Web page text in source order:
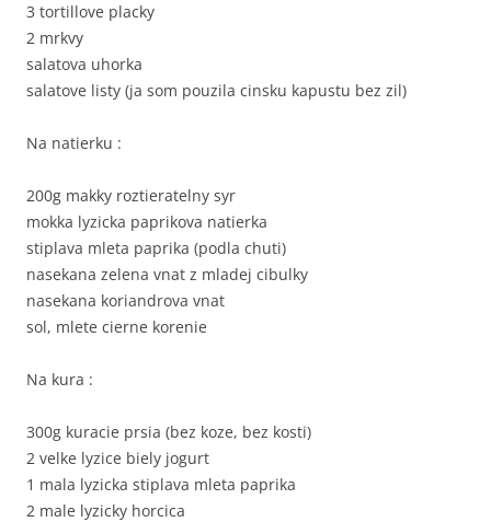
3 tortillove placky
2 mrkvy
salatova uhorka
salatove listy (ja som pouzila cinsku kapustu bez zil)
Na natierku :
200g makky roztieratelny syr
mokka lyzicka paprikova natierka
stiplava mleta paprika (podla chuti)
nasekana zelena vnat z mladej cibulky
nasekana koriandrova vnat
sol, mlete cierne korenie
Na kura :
300g kuracie prsia (bez koze, bez kosti)
2 velke lyzice biely jogurt
1 mala lyzicka stiplava mleta paprika
2 male lyzicky horcica